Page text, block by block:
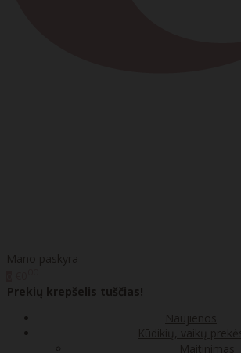
Mano paskyra
Prekių krepšelis tuščias!
Naujienos
Kūdikių, vaikų prekės
Maitinimas